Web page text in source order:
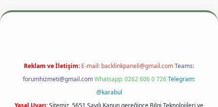
adresibetexper.xyzm elexbet
Reklam ve İletişim: E-mail: backlinkpaneli@gmail.comTeams:
forumhizmeti@gmail.comWhatsapp: 0262 606 0 726Telegram:
@karabul
Yasal Uyarı:Sitemiz, 5651 Sayılı Kanun gereğince Bilgi Teknolojileri ve